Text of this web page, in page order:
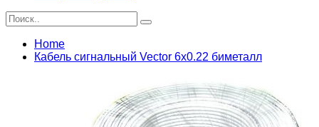
Home
Кабель сигнальный Vector 6х0.22 биметалл